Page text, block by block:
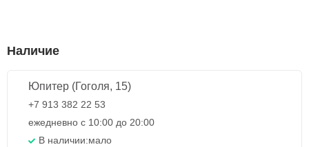
Наличие
Юпитер (Гоголя, 15)
+7 913 382 22 53
ежедневно с 10:00 до 20:00
В наличии:мало